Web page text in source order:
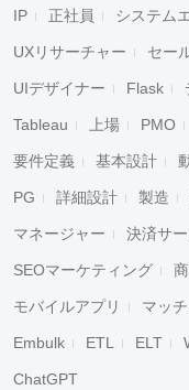
IP 正社員 システム
UXリサーチャー セー
UIデザイナー Flask
Tableau 上場 PMO
要件定義 基本設計
PG 詳細設計 製造
マネージャー 決済サ
SEOマーケティング
モバイルアプリ マッ
Embulk ETL ELT
ChatGPT